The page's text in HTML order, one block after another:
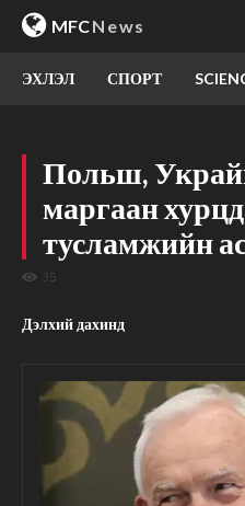
MFCNews
ЭХЛЭЛ СПОРТ
Польш,
маргаан
тусламжийн
35
Дэлхий дахинд